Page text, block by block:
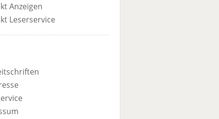
Anzeigen
Leserservice